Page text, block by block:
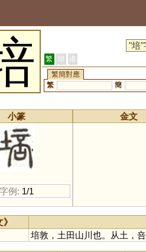
繁 簡 港
繁簡對應
繁
簡
小篆
字例: 1/1
金文
培敦，土田山川也。从土，咅